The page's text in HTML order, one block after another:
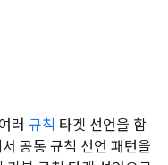
러 규칙 타겟 선언을 함
공통 규칙 선언 패턴을